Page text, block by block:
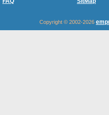
Copyright © 2002-2026